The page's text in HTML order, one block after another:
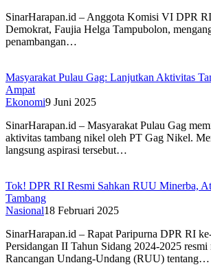
SinarHarapan.id – Anggota Komisi VI DPR
Demokrat, Faujia Helga Tampubolon,
penambangan…
Masyarakat Pulau Gag: Lanjutkan Aktivitas
Ampat
Ekonomi9 Juni 2025
SinarHarapan.id – Masyarakat Pulau Gag
aktivitas tambang nikel oleh PT Gag Nikel.
langsung aspirasi tersebut…
Tok! DPR RI Resmi Sahkan RUU Minerba,
Tambang
Nasional18 Februari 2025
SinarHarapan.id – Rapat Paripurna DPR RI
Persidangan II Tahun Sidang 2024-2025 resmi
Rancangan Undang-Undang (RUU) tentang…